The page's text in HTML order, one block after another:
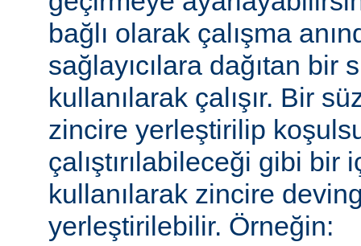
bağlı olarak çalışma
sağlayıcılara dağıtan bir
kullanılarak çalışır. Bir
zincire yerleştirilip
çalıştırılabileceği gibi bir
kullanılarak zincire
yerleştirilebilir. Örneğin: